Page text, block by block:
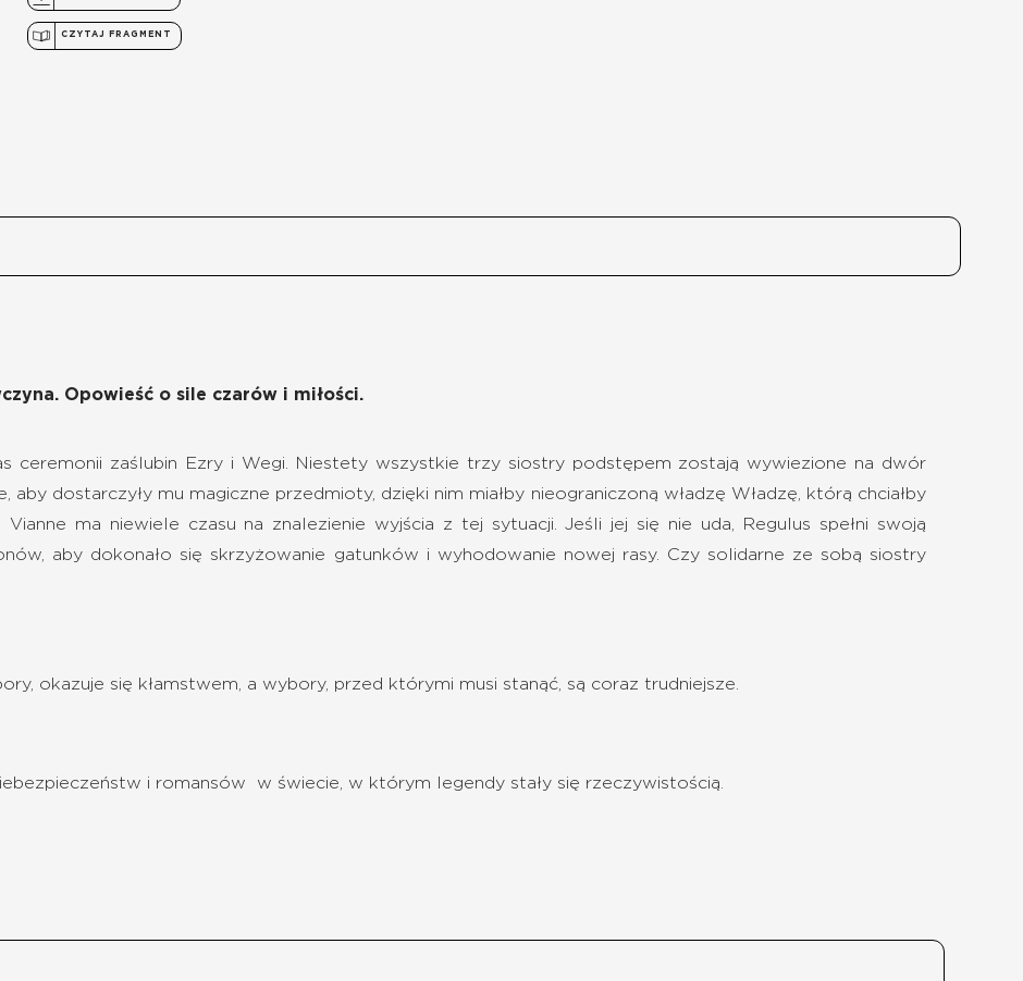
CZYTAJ FRAGMENT
Opowieść o sile czarów i miłości.
ceremonii zaślubin Ezry i Wegi. Niestety wszystkie trzy siostry podstępem zostają wywiezione na dwór
aby dostarczyły mu magiczne przedmioty, dzięki nim miałby nieograniczoną władzę Władzę, którą chciałby
ma niewiele czasu na znalezienie wyjścia z tej sytuacji. Jeśli jej się nie uda, Regulus spełni swoją
aby dokonało się skrzyżowanie gatunków i wyhodowanie nowej rasy. Czy solidarne ze sobą siostry
okazuje się kłamstwem, a wybory, przed którymi musi stanąć, są coraz trudniejsze.
i romansów w świecie, w którym legendy stały się rzeczywistością.